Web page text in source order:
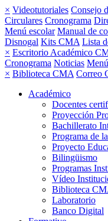
× Videotutoriales Consejo
Circulares Cronograma
Menú escolar Manual de
Disnogal Kits CMA Lista
× Escritorio Académico
Cronograma Noticias
× Biblioteca CMA Correo
Académico
Docentes
Proyección
Bachillerato
Programa de
Proyecto
Bilingüismo
Programas
Vídeo
Biblioteca
Laboratorio
Banco Digital